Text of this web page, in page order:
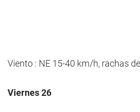
Viento : NE 15-40 km/h, rachas
Viernes 26